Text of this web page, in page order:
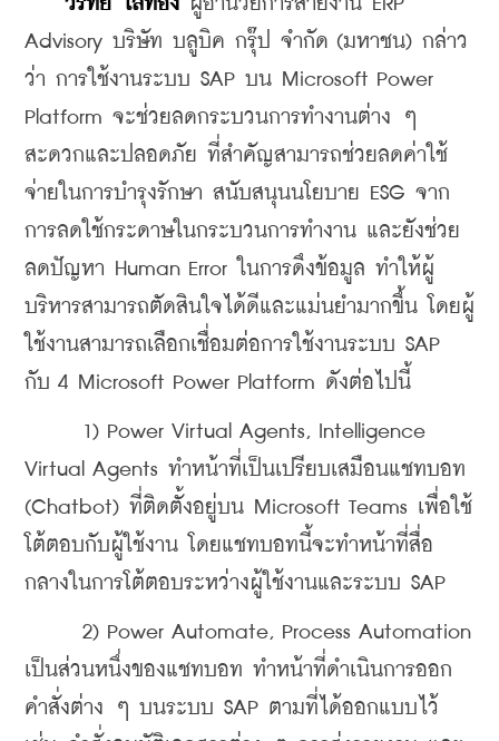
วรัทย์ ไล้ทอง ผู้อำนวยการสายงาน ERP
Advisory บริษัท บลูบิค กรุ๊ป จำกัด (มหาชน) กล่าว
ว่า การใช้งานระบบ SAP บน Microsoft Power
Platform จะช่วยลดกระบวนการทำงานต่าง ๆ
สะดวกและปลอดภัย ที่สำคัญสามารถช่วยลดค่าใช้
จ่ายในการบำรุงรักษา สนับสนุนนโยบาย ESG จาก
การลดใช้กระดาษในกระบวนการทำงาน และยังช่วย
ลดปัญหา Human Error ในการดึงข้อมูล ทำให้ผู้
บริหารสามารถตัดสินใจได้ดีและแม่นยำมากขึ้น โดยผู้
ใช้งานสามารถเลือกเชื่อมต่อการใช้งานระบบ SAP
กับ 4 Microsoft Power Platform ดังต่อไปนี้
1) Power Virtual Agents, Intelligence
Virtual Agents ทำหน้าที่เป็นเปรียบเสมือนแชทบอท
(Chatbot) ที่ติดตั้งอยู่บน Microsoft Teams เพื่อใช้
โต้ตอบกับผู้ใช้งาน โดยแชทบอทนี้จะทำหน้าที่สื่อ
กลางในการโต้ตอบระหว่างผู้ใช้งานและระบบ SAP
2) Power Automate, Process Automation
เป็นส่วนหนึ่งของแชทบอท ทำหน้าที่ดำเนินการออก
คำสั่งต่าง ๆ บนระบบ SAP ตามที่ได้ออกแบบไว้